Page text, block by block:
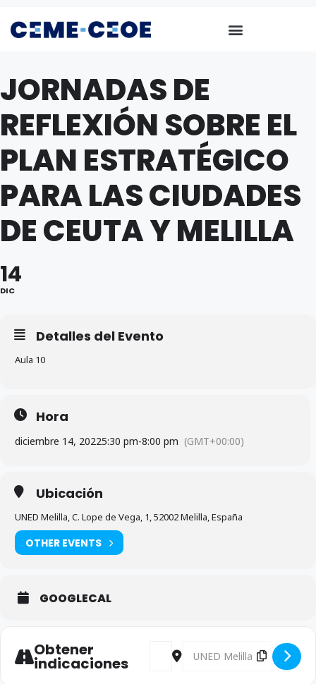
JORNADAS DE
REFLEXIÓN SOBRE EL
PLAN ESTRATÉGICO
PARA LAS CIUDADES
DE CEUTA Y MELILLA
14
DIC
Detalles del Evento
Aula 10
Hora
diciembre 14, 20225:30 pm-8:00 pm (GMT+00:00)
Ubicación
UNED Melilla, C. Lope de Vega, 1, 52002 Melilla, España
OTHER EVENTS
GOOGLECAL
Obtener
indicaciones
Address - Jornadas de Reflexión
Destination Address -